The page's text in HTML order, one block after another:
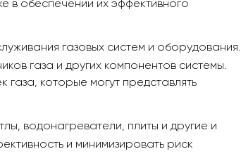
в обеспечении их эффективного
газовых систем и оборудования.
газа и других компонентов системы.
газа, которые могут представлять
водонагреватели, плиты и другие и
и минимизировать риск